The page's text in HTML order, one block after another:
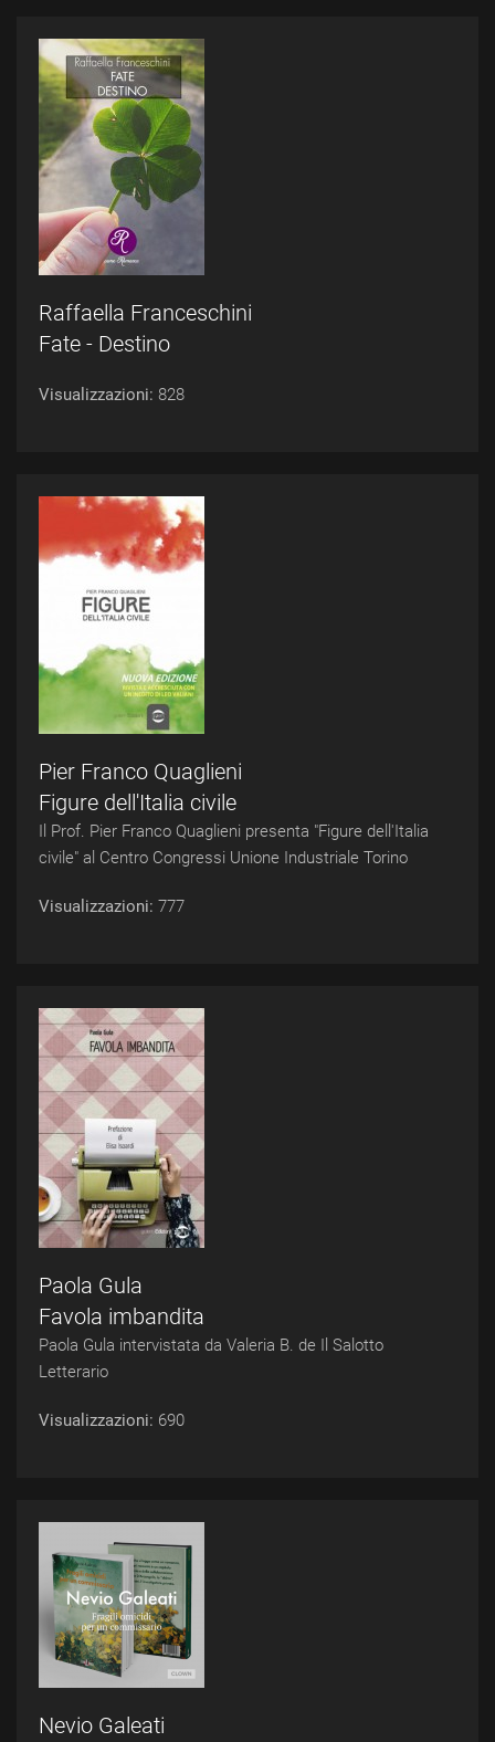
Raffaella Franceschini
Fate - Destino
Visualizzazioni: 828
Pier Franco Quaglieni
Figure dell'Italia civile
Il Prof. Pier Franco Quaglieni presenta "Figure dell'Italia
civile" al Centro Congressi Unione Industriale Torino
Visualizzazioni: 777
Paola Gula
Favola imbandita
Paola Gula intervistata da Valeria B. de Il Salotto
Letterario
Visualizzazioni: 690
Nevio Galeati